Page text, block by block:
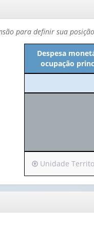
para definir sua posição
Despesa
ocupação
Irá
para
o
cabeçalho
apenas
Unidade